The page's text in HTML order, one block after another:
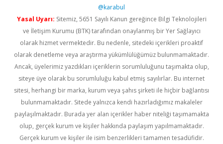
@karabul
Yasal Uyarı: Sitemiz, 5651 Sayılı Kanun gereğince Bilgi Teknolojileri
ve İletişim Kurumu (BTK) tarafından onaylanmış bir Yer Sağlayıcı
olarak hizmet vermektedir. Bu nedenle, sitedeki içerikleri proaktif
olarak denetleme veya araştırma yükümlülüğümüz bulunmamaktadır.
Ancak, üyelerimiz yazdıkları içeriklerin sorumluluğunu taşımakta olup,
siteye üye olarak bu sorumluluğu kabul etmiş sayılırlar. Bu internet
sitesi, herhangi bir marka, kurum veya şahıs şirketi ile hiçbir bağlantısı
bulunmamaktadır. Sitede yalnızca kendi hazırladığımız makaleler
paylaşılmaktadır. Burada yer alan içerikler haber niteliği taşımamakta
olup, gerçek kurum ve kişiler hakkında paylaşım yapılmamaktadır.
Gerçek kurum ve kişiler ile isim benzerlikleri tamamen tesadüfidir.